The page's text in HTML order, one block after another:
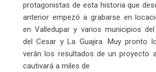
protagonistas de esta historia que
anterior empezó a grabarse en
en Valledupar y varios municipios
del Cesar y La Guajira. Muy pronto
verán los resultados de un proyecto
cautivará a miles de